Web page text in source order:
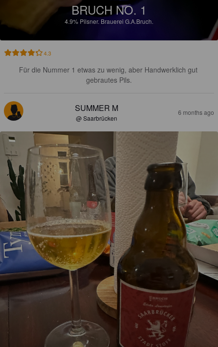
BRUCH NO. 1
4.9% Pilsner. Brauerei G.A.Bruch.
4.3
Für die Nummer 1 etwas zu wenig, aber Handwerklich gut
gebrautes Pils.
SUMMER M
@ Saarbrücken
6 months ago